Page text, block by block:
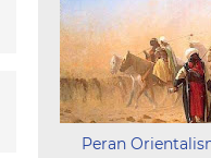
Peran